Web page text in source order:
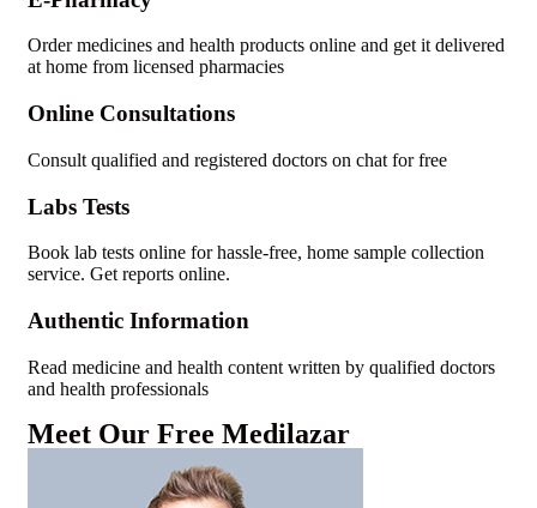
Order medicines and health products online and get it delivered
at home from licensed pharmacies
Online Consultations
Consult qualified and registered doctors on chat for free
Labs Tests
Book lab tests online for hassle-free, home sample collection
service. Get reports online.
Authentic Information
Read medicine and health content written by qualified doctors
and health professionals
Meet Our Free Medilazar